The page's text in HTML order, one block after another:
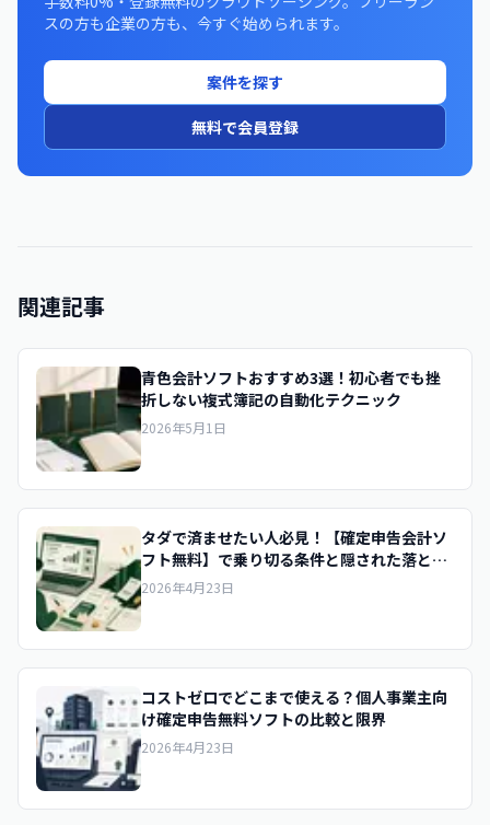
スの方も企業の方も、今すぐ始められます。
案件を探す
無料で会員登録
関連記事
青色会計ソフトおすすめ3選！初心者でも挫
折しない複式簿記の自動化テクニック
2026年5月1日
タダで済ませたい人必見！【確定申告会計ソ
フト無料】で乗り切る条件と隠された落とし
穴
2026年4月23日
コストゼロでどこまで使える？個人事業主向
け確定申告無料ソフトの比較と限界
2026年4月23日